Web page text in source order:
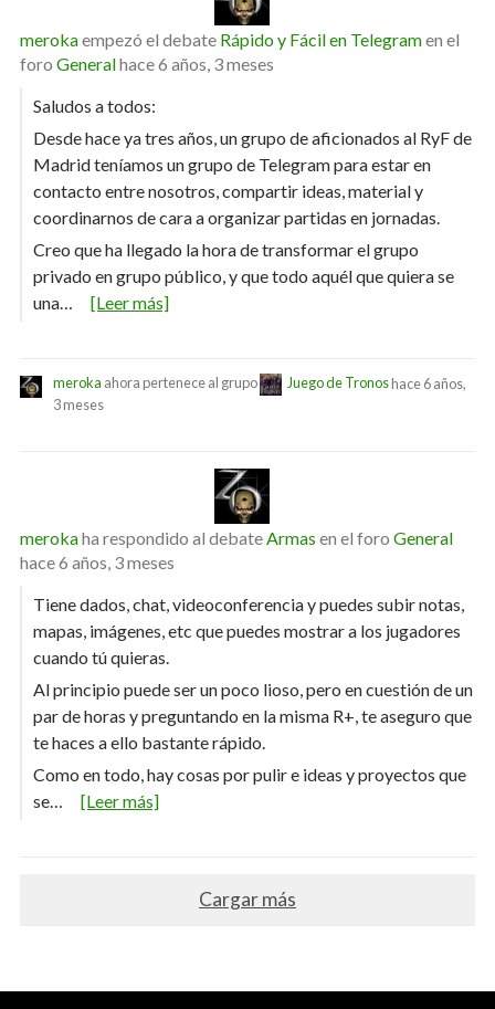
merokaempezó el debate Rápido y Fácil en Telegramen el
foro Generalhace 6 años, 3 meses
Saludos a todos:
Desde hace ya tres años, un grupo de aficionados al RyF de
Madrid teníamos un grupo de Telegram para estar en
contacto entre nosotros, compartir ideas, material y
coordinarnos de cara a organizar partidas en jornadas.
Creo que ha llegado la hora de transformar el grupo
privado en grupo público, y que todo aquél que quiera se
una…
[Leer más]
meroka ahora pertenece al grupo Juego de Tronoshace 6 años,
3 meses
merokaha respondido al debateArmas en el foro General
hace 6 años, 3 meses
Tiene dados, chat, videoconferencia y puedes subir notas,
mapas, imágenes, etc que puedes mostrar a los jugadores
cuando tú quieras.
Al principio puede ser un poco lioso, pero en cuestión de un
par de horas y preguntando en la misma R+, te aseguro que
te haces a ello bastante rápido.
Como en todo, hay cosas por pulir e ideas y proyectos que
se…
[Leer más]
Cargar más